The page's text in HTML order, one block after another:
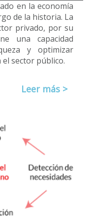
en la economía
de la historia. La
privado, por su
una capacidad
y optimizar
sector público.
Leer más >